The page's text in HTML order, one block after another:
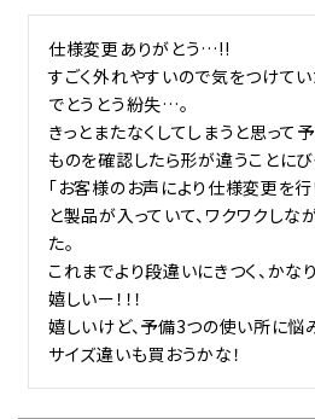
仕様変更ありがとう…!!
すごく外れやすいので気をつけて
でとうとう紛失…。
きっとまたなくしてしまうと思って
ものを確認したら形が違うことにび
「お客様のお声により仕様変更を
と製品が入っていて、ワクワクしな
た。
これまでより段違いにきつく、かな
嬉しいー！！！
嬉しいけど、予備3つの使い所に
サイズ違いも買おうかな！